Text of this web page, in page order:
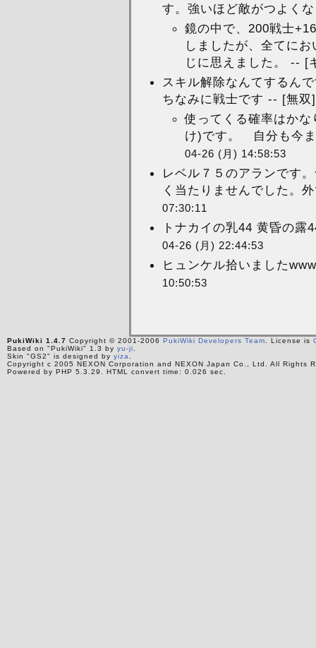
す。強いほど敵がつよく
鏡の中で、200戦士
しましたが、全てに
じに思えました。 -- [
スキル解除なんてする
ちなみに戦士です -- [無
使ってくる確率はか
け)です。 自分も今
04-26 (月) 14:58:53
レベル７５のアランです
く当たりませんでした。
07:30:11
トナカイの乳44 黄昏の
04-26 (月) 22:44:53
ヒュンケル拾いました
10:50:53
PukiWiki 1.4.7 Copyright © 2001-2006 PukiWiki Developers Team . License is
Based on "PukiWiki" 1.3 by yu-ji
Skin "GS2" is designed by yiza
Copyright c 2005 NEXON Corporation and NEXON Japan Co., Ltd. All Rights
Powered by PHP 5.3.29. HTML convert time: 0.026 sec.